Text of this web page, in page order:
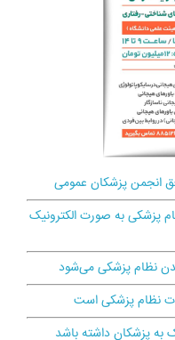
انجمن پزشکان عمومی
پزشکی به صورت الکترونیک
نظام پزشکی می‌شود
نظام پزشکی است
به پزشکان داشته باشد